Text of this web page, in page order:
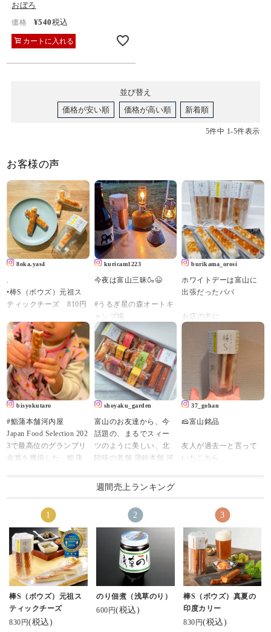
おぼろ
価格 ¥540税込
カートに入れる
並び替え
価格が安い順
価格が高い順 新着順
5件中 1-5件表示
お客様の声
8oka.yas4
.
•棒S（ボウズ）元祖ス
ティックチーズ 810円
可愛らしいスティック
タイプのチーズかまぼ
こを発見！
てことで早速お取り寄
せ。
かまぼこ専門店「河内
屋」さんが開発したス
ーズ「棒S（ボウズ）」
の中から
たっぷり濃厚なチーズ
がサンドされた
スティックチーズを。
♡
というか練り物とチー
ズの組み合わせって間
違いないやつ。
可愛らしい六角形をし
たパッケージの中に個
包装になったチーズか
まぼこ。
かまぼことは思えない
スタイリッシュでかっ
こいいパッケージにき
kuricam1223
今夜は富山三昧🍶😉
#うるぎ星の森オートキ
ャンプ場
#富山グルメ
#棒s
#幻の瀧
#能作
#立山のぐい呑
#ソロキャンプ
#コンパクトキャンプ
#ミニマムキャンプ
#ソロキャンプ飯
#feuerhand
#キャンプ好きな人と繋
がりたい
burikama_orosi
ホワイトデーは富山に
出張だったパパ⁡⁡⁡⁡
⁡お店の方に
⁡【ホワイトデー⁡にめっ
ちゃ⁡おすすめです！】⁡
⁡と、言われ⁡
⁡現地から送ってくれた
【棒s(ボウズ)】
⁡めっちゃ美味しい～♥ネ
⁡⁡
⁡⁡
🎶世界じゃそれを土産
と言うんだぜ🎶⁡
#ホワイトデー #チーか
⁡#棒s #ボウズ⁡ #河内屋 #
富山 #魚津
#大正解 #優勝 #ブラッ
クペッパー
bisyokutaro
#鮨蒲本舗河内屋
Japan Food Selection 202
3で最高位のグランプリ
金賞を獲得した、鮨蒲
#元祖スティックチーズ
#富山湾しろえび
#粗びき黒こしょう
#ぴりり唐辛子 各810
円（税込）
4パック入り（お歳暮向
け箱入り） 3,500円
・
本店は魚津にあるが、
ェ内にも店舗があるか
shoyaku_garden
富山のお友達から、今
話題の、まるでスィー
ツのように美しい、北
陸味の老舗 蒲鉾本舗 河
秋季限定創作かまぼこ
をいただきました😊
開けた瞬間、あまりの
美しさにヾ( 〃∇〃)ﾂ ｷｬ
ｰｰｰｯ♡っと叫んだくら
宝石箱みたい💎✦‧.｡.:
お味も勿論、これまで
37_gohan
🧀富山銘品
友人が過去一と言って
いたこちら
#元祖スティックチーズ
#富山
週間売上ランキング
棒S（ボウズ）元祖ス
ティックチーズ
830円(税込)
のり佃煮（浅草のり）
600円(税込)
棒S（ボウズ）真夏の
印度カリー
830円(税込)